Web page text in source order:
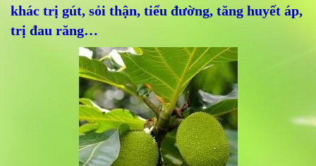
khác trị gút, sỏi thận, tiểu đường, tăng huyết áp,
trị đau răng…